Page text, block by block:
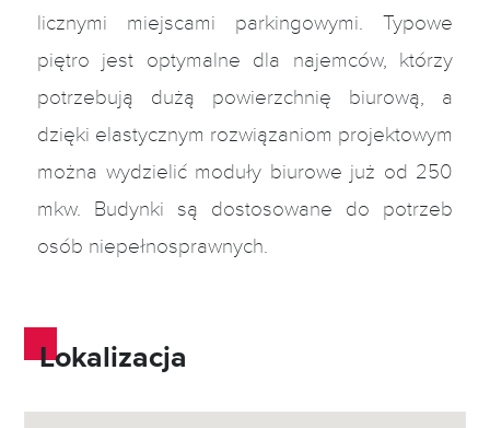
licznymi miejscami parkingowymi. Typowe
piętro jest optymalne dla najemców, którzy
potrzebują dużą powierzchnię biurową, a
dzięki elastycznym rozwiązaniom projektowym
można wydzielić moduły biurowe już od 250
mkw. Budynki są dostosowane do potrzeb
osób niepełnosprawnych.
Lokalizacja